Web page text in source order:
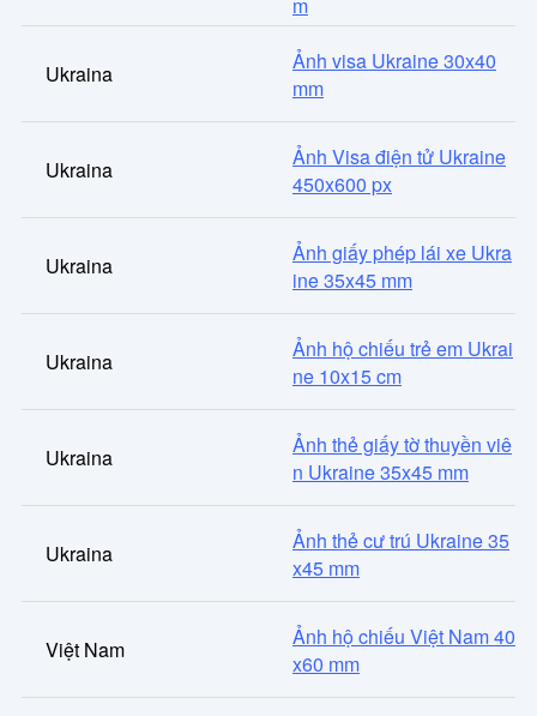
Ukraina
Ảnh visa Ukraine 30x40
mm
Ukraina
Ảnh Visa điện tử Ukraine
450x600 px
Ukraina
Ảnh giấy phép lái xe Ukra
ine 35x45 mm
Ukraina
Ảnh hộ chiếu trẻ em Ukrai
ne 10x15 cm
Ukraina
Ảnh thẻ giấy tờ thuyền viê
n Ukraine 35x45 mm
Ukraina
Ảnh thẻ cư trú Ukraine 35
x45 mm
Việt Nam
Ảnh hộ chiếu Việt Nam 40
x60 mm